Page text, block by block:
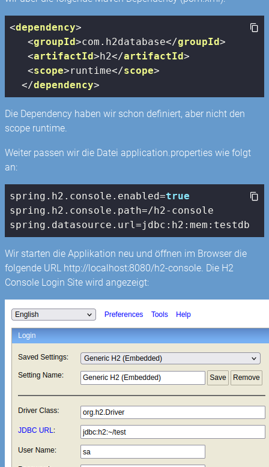
<dependency>
<groupId>com.h2database</groupId>
<artifactId>h2</artifactId>
<scope>runtime</scope>
</dependency>
Die Dependency haben wir schon definiert, aber nicht den
scope runtime.
Weiter passen wir die Datei application.properties wie folgt
an:
spring.h2. console .enabled=true
spring.h2. console .path=/h2- console
spring.datasource.url=jdbc:h2:mem:testdb
Wir starten die Applikation neu und öffnen im Browser die
folgende URL http://localhost:8080/h2-console. Die H2
Console Login Site wird angezeigt: